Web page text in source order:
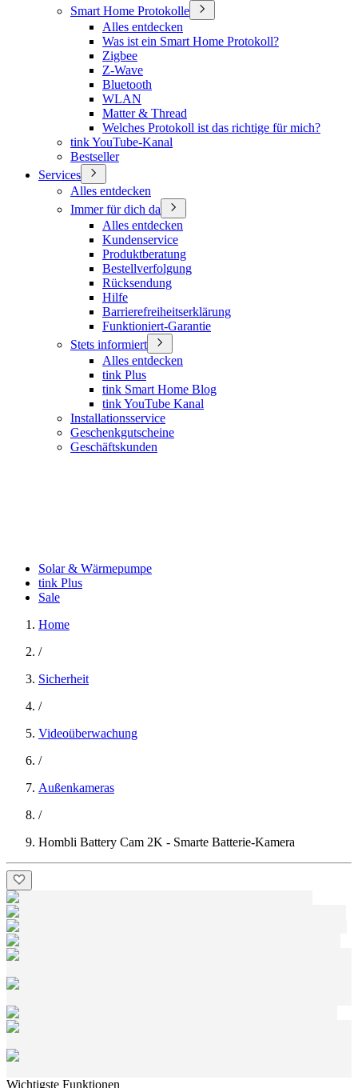
Smart Home Protokolle
Alles entdecken
Was ist ein Smart Home Protokoll?
Zigbee
Z-Wave
Bluetooth
WLAN
Matter & Thread
Welches Protokoll ist das richtige für mich?
tink YouTube-Kanal
Bestseller
Services
Alles entdecken
Immer für dich da
Alles entdecken
Kundenservice
Produktberatung
Bestellverfolgung
Rücksendung
Hilfe
Barrierefreiheitserklärung
Funktioniert-Garantie
Stets informiert
Alles entdecken
tink Plus
tink Smart Home Blog
tink YouTube Kanal
Installationsservice
Geschenkgutscheine
Geschäftskunden
Solar & Wärmepumpe
tink Plus
Sale
Home
/
Sicherheit
/
Videoüberwachung
/
Außenkameras
/
Hombli Battery Cam 2K - Smarte Batterie-Kamera
Wichtigste Funktionen